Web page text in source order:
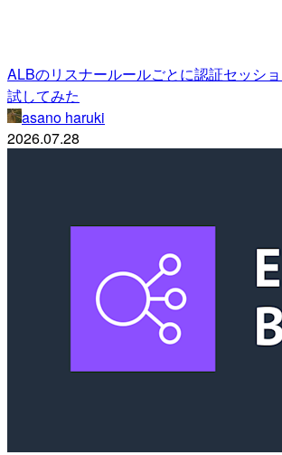
ALBのリスナールールごとに認証セッシ
試してみた
asano haruki
2026.07.28